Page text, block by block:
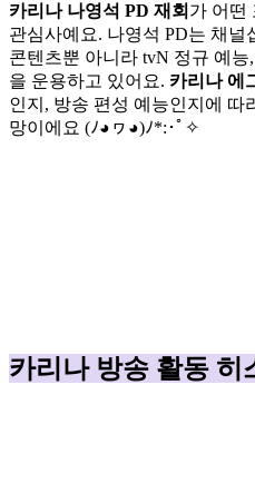
카리나 나영석 PD 재회 가 어떤
관심사예요. 나영석 PD는 채널
콘텐츠뿐 아니라 tvN 정규 예
을 운용하고 있어요. 카리나 에
인지, 방송 편성 예능인지에 따
망이에요 (ﾉ◕ヮ◕)ﾉ*:･ﾟ✧
카리나 방송 활동 히